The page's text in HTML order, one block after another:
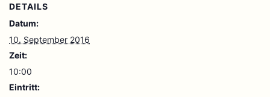
DETAILS
Datum:
10. September 2016
Zeit:
10:00
Eintritt: